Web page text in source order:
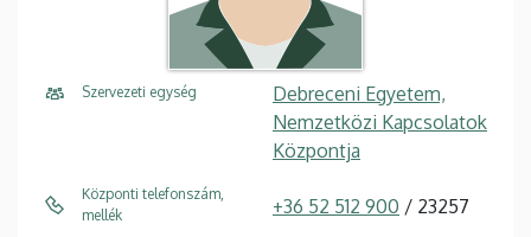
Szervezeti egység
Debreceni Egyetem,
Nemzetközi Kapcsolatok
Központja
Központi telefonszám,
mellék
+36 52 512 900 / 23257